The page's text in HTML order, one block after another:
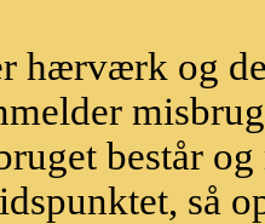
hærværk og
består
så